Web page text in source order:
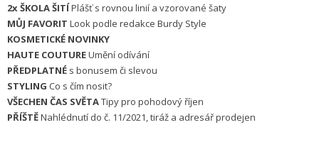
2x ŠKOLA ŠITÍPlášť s rovnou linií a vzorované šaty
MŮJ FAVORIT Look podle redakce Burdy Style
KOSMETICKÉ NOVINKY
HAUTE COUTUREUmění odívání
PŘEDPLATNÉ s bonusem či slevou
STYLING Co s čím nosit?
VŠECHEN ČAS SVĚTATipy pro pohodový říjen
PŘÍŠTĚNahlédnutí do č. 11/2021, tiráž a adresář prodejen